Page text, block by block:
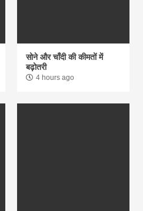
सोने और चाँदी की कीमतों में
बढ़ोतरी
4 hours ago